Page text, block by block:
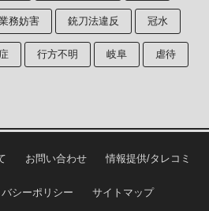
務妨害 銃刀法違反 冠水
行方不明 岐阜 虐待
お問い合わせ 情報提供/タレコミ
シーポリシー サイトマップ